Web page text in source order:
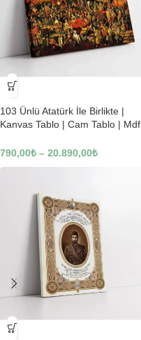
-23%
103 Ünlü Atatürk İle Birlikte |
Kanvas Tablo | Cam Tablo | Mdf
790,00₺ – 20.890,00₺
-23%